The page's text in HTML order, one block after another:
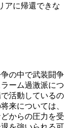
アに帰還できな
の中で武装闘争
ーム過激派につ
活動しているの
来については、
からの圧力を受